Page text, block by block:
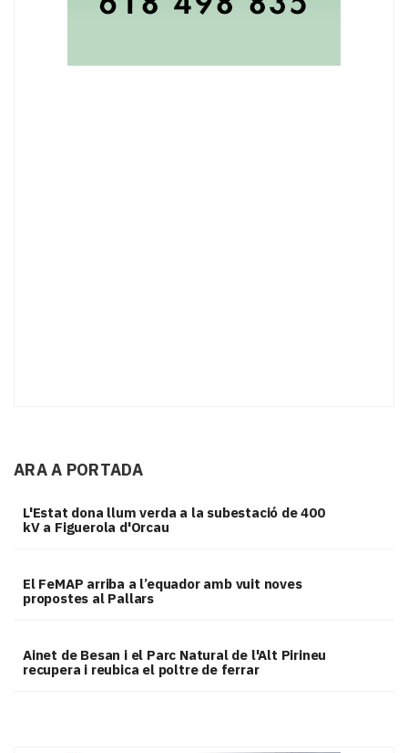
ARA A PORTADA
L'Estat dona llum verda a la subestació de 400
kV a Figuerola d'Orcau
El FeMAP arriba a l’equador amb vuit noves
propostes al Pallars
Ainet de Besan i el Parc Natural de l'Alt Pirineu
recupera i reubica el poltre de ferrar